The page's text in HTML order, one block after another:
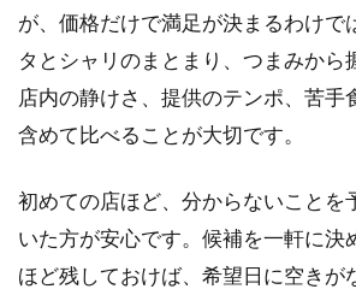
と地
域性
を楽
しむ
1.4
伝え
たい
内容
が、価格だけで満足が決まるわけで
タとシャリのまとまり、つまみから
店内の静けさ、提供のテンポ、苦手
含めて比べることが大切です。
初めての店ほど、分からないことを
いた方が安心です。候補を一軒に決
ほど残しておけば、希望日に空きが